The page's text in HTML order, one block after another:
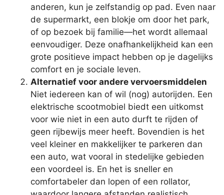
anderen, kun je zelfstandig op pad. Even naar
de supermarkt, een blokje om door het park,
of op bezoek bij familie—het wordt allemaal
eenvoudiger. Deze onafhankelijkheid kan een
grote positieve impact hebben op je dagelijks
comfort en je sociale leven.
Alternatief voor andere vervoersmiddelen
Niet iedereen kan of wil (nog) autorijden. Een
elektrische scootmobiel biedt een uitkomst
voor wie niet in een auto durft te rijden of
geen rijbewijs meer heeft. Bovendien is het
veel kleiner en makkelijker te parkeren dan
een auto, wat vooral in stedelijke gebieden
een voordeel is. En het is sneller en
comfortabeler dan lopen of een rollator,